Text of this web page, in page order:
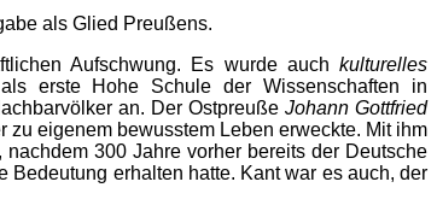
als Glied Preußens.
Aufschwung. Es wurde auch kulturelles
erste Hohe Schule der Wissenschaften in
an. Der Ostpreuße Johann Gottfried
eigenem bewusstem Leben erweckte. Mit ihm
300 Jahre vorher bereits der Deutsche
erhalten hatte. Kant war es auch, der